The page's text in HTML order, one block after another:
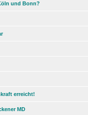
und Bonn?
erreicht!
MD